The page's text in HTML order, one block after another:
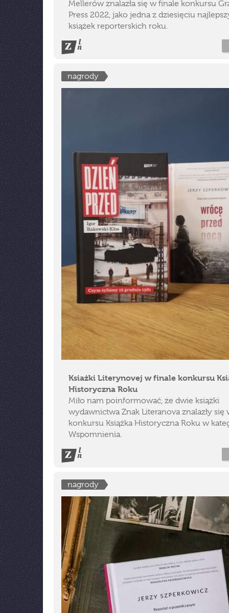
Mellerów znalazła się w finale konkursu
Press 2022, jako jedna z dziesięciu
książek reporterskich roku.
nagrody
Ksiażki Literynovej w finale konkursu
Historyczna Roku
Miło nam poinformować, że dwie książki
wydawnictwa Znak Literanova znalazły się
konkursu Książka Historyczna Roku w
Wspomnienia.
nagrody